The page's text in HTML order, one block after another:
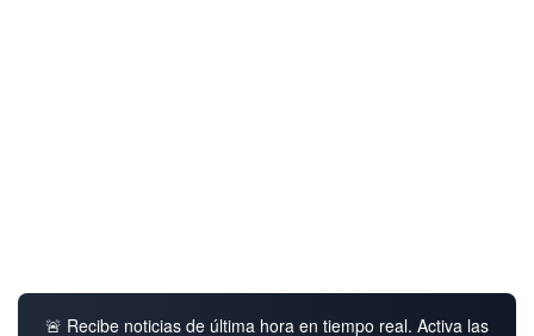
🚨 Recibe noticias de última hora en tiempo real. Activa las